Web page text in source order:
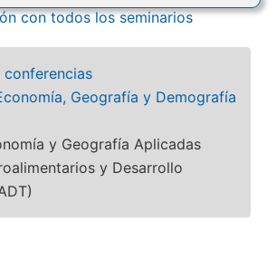
con todos los seminarios
conferencias
Geografía y Demografía
y Geografía Aplicadas
y Desarrollo